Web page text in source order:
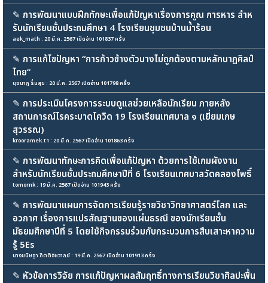
✎ การพัฒนาแบบฝึกทักษะเพื่อแก้ปัญหาเรื่องการคูณ การหาร สําห
รับนักเรียนชั้นประถมศึกษา 4 โรงเรียนชุมชนบ้านน้ำร้อน
aek_math : 20 มี.ค. 2567 เปิดอ่าน 101837 ครั้ง
✎ การแก้ไขปัญหา “การก้าวข้างตัวนางไม่ถูกต้องตามหลักนาฏศิลป์
ไทย”
นุชนาฏ รื่นสุข : 20 มี.ค. 2567 เปิดอ่าน 101798 ครั้ง
✎ การประเมินโครงการระบบดูแลช่วยเหลือนักเรียน ภายหลัง
สถานการณ์โรคระบาดโควิด 19 โรงเรียนเทศบาล ๑ (เยี่ยมเกษ
สุวรรณ)
krooramek.t1 : 20 มี.ค. 2567 เปิดอ่าน 101863 ครั้ง
✎ การพัฒนาทักษะการคิดเพื่อแก้ปัญหา ด้วยการใช้เกมผังงาน
สำหรับนักเรียนชั้นประถมศึกษาปีที่ 6 โรงเรียนเทศบาลวัดคลองโพธิ์
tomornk : 19 มี.ค. 2567 เปิดอ่าน 101943 ครั้ง
✎ การพัฒนาแผนการจัดการเรียนรู้รายวิชาวิทยาศาสตร์โลก และ
อวกาศ เรื่องการแปรสัณฐานของแผ่นธรณี ของนักเรียนชั้น
มัธยมศึกษาปีที่ 5 โดยใช้กิจกรรมร่วมกับกระบวนการสืบเสาะหาความ
รู้ 5Es
นางขนิษฐา กิตติอัชวาลย์ : 19 มี.ค. 2567 เปิดอ่าน 101913 ครั้ง
✎ หัวข้อการวิจัย การแก้ปัญหาผลสัมฤทธิ์ทางการเรียนวิชาศิลปะพื้น